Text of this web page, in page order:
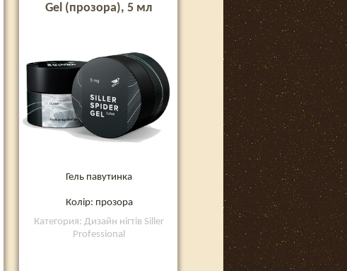
Gel (прозора), 5 мл
Гель павутинка
Колір: прозора
Категория: Дизайн нігтів Siller
Professional